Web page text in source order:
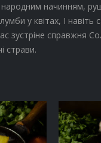
начинням,
у квітах, І
зустріне справжня
страви.